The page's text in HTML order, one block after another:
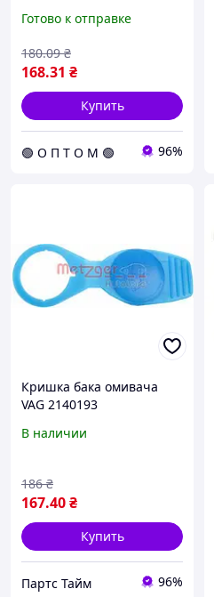
Готово к отправке
168.31 ₴
180.09 ₴
Купить
🟢 О П Т О М 🟢 96%
Кришка бака омивача
VAG 2140193
В наличии
167.40₴
186 ₴
Купить
Партс Тайм 96%